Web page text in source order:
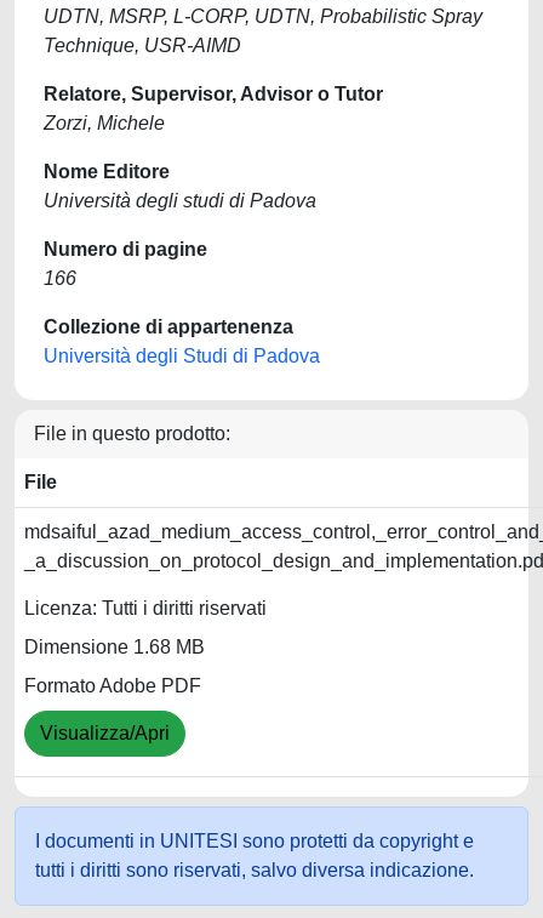
UDTN, MSRP, L-CORP, UDTN, Probabilistic Spray
Technique, USR-AIMD
Relatore, Supervisor, Advisor o Tutor
Zorzi, Michele
Nome Editore
Università degli studi di Padova
Numero di pagine
166
Collezione di appartenenza
Università degli Studi di Padova
File in questo prodotto:
File
Licenza: Tutti i diritti riservati
Dimensione 1.68 MB
Formato Adobe PDF
Visualizza/Apri
I documenti in UNITESI sono protetti da copyright e
tutti i diritti sono riservati, salvo diversa indicazione.